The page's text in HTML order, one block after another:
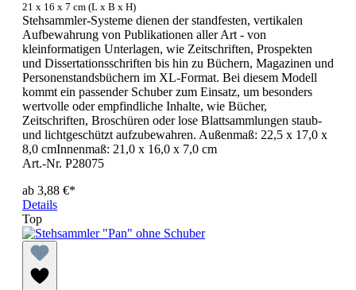
21 x 16 x 7 cm (L x B x H)
Stehsammler-Systeme dienen der standfesten, vertikalen
Aufbewahrung von Publikationen aller Art - von
kleinformatigen Unterlagen, wie Zeitschriften, Prospekten
und Dissertationsschriften bis hin zu Büchern, Magazinen und
Personenstandsbüchern im XL-Format. Bei diesem Modell
kommt ein passender Schuber zum Einsatz, um besonders
wertvolle oder empfindliche Inhalte, wie Bücher,
Zeitschriften, Broschüren oder lose Blattsammlungen staub-
und lichtgeschützt aufzubewahren. Außenmaß: 22,5 x 17,0 x
8,0 cmInnenmaß: 21,0 x 16,0 x 7,0 cm
Art.-Nr. P28075
ab 3,88 €*
Details
Top